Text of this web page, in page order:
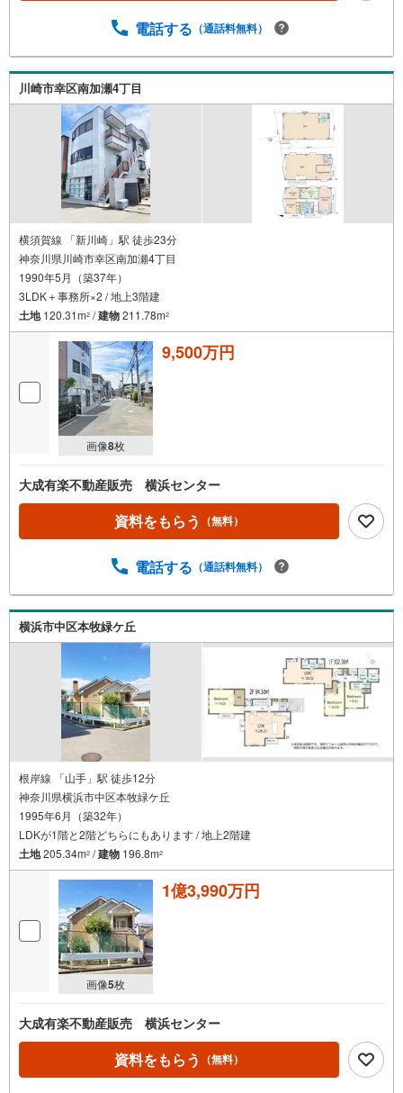
電話する （通話料無料）
川崎市幸区南加瀬4丁目
横須賀線 「新川崎」駅 徒歩23分
神奈川県川崎市幸区南加瀬4丁目
1990年5月（築37年）
3LDK＋事務所×2 / 地上3階建
土地120.31m2 /建物211.78m2
画像8枚
9,500万円
大成有楽不動産販売 横浜センター
資料をもらう （無料）
電話する （通話料無料）
横浜市中区本牧緑ケ丘
根岸線 「山手」駅 徒歩12分
神奈川県横浜市中区本牧緑ケ丘
1995年6月（築32年）
LDKが1階と2階どちらにもあります / 地上2階建
土地205.34m2 /建物 196.8m2
画像5枚
1億3,990万円
大成有楽不動産販売 横浜センター
資料をもらう （無料）